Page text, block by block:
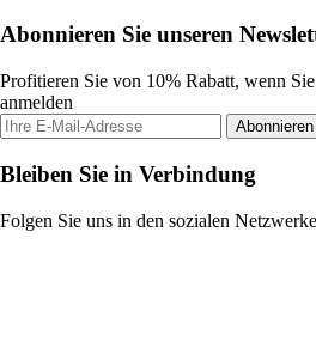
Abonnieren Sie unseren
Profitieren Sie von 10% Rabatt, wenn
anmelden
Abonnieren
Bleiben Sie in Verbindung
Folgen Sie uns in den sozialen